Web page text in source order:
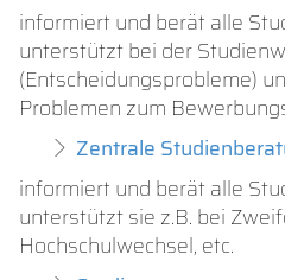
informiert und berät alle
unterstützt bei der
(Entscheidungsprobleme)
Problemen zum
Zentrale
informiert und berät alle
unterstützt sie z.B. bei
Hochschulwechsel, etc.